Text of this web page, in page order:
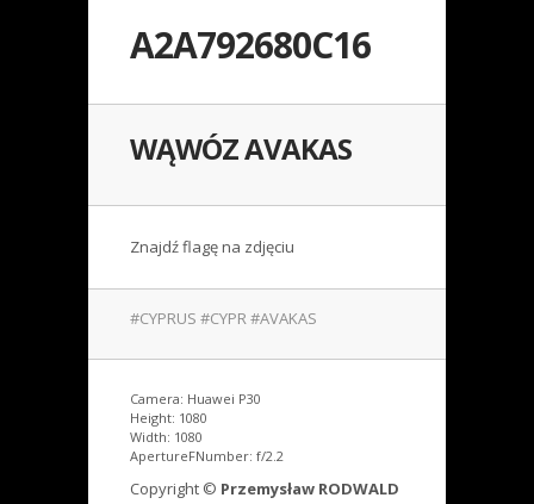
A2A792680C16
WĄWÓZ AVAKAS
Znajdź flagę na zdjęciu
#CYPRUS #CYPR #AVAKAS
Camera: Huawei P30
Height: 1080
Width: 1080
ApertureFNumber: f/2.2
Copyright © Przemysław RODWALD